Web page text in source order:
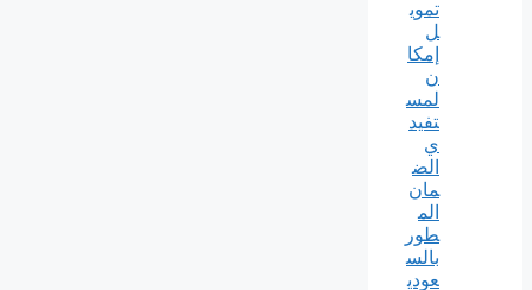
تموي
ل
إمكا
ن
لمس
تفيد
ي
الض
مان
الم
طور
بالس
عودي